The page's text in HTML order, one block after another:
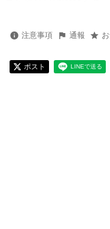
注意事項 通報
ポスト LINEで送る